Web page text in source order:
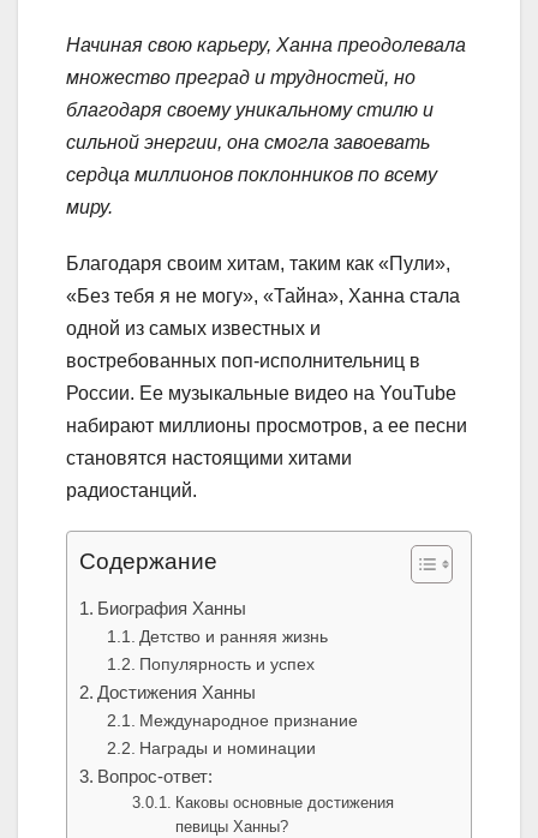
Начиная свою карьеру, Ханна преодолевала
множество преград и трудностей, но
благодаря своему уникальному стилю и
сильной энергии, она смогла завоевать
сердца миллионов поклонников по всему
миру.
Благодаря своим хитам, таким как «Пули»,
«Без тебя я не могу», «Тайна», Ханна стала
одной из самых известных и
востребованных поп-исполнительниц в
России. Ее музыкальные видео на YouTube
набирают миллионы просмотров, а ее песни
становятся настоящими хитами
радиостанций.
Содержание
Биография Ханны
Детство и ранняя жизнь
Популярность и успех
Достижения Ханны
Международное признание
Награды и номинации
Вопрос-ответ:
Каковы основные достижения
певицы Ханны?